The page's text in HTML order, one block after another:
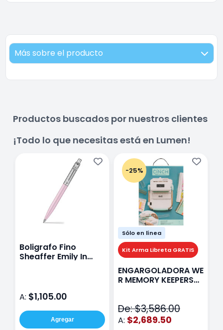
Más sobre el producto
Productos buscados por nuestros clientes
¡Todo lo que necesitas está en Lumen!
Boligrafo Fino
Sheaffer Emily In
A: $1,105.00
Agregar
-25%
Sólo en línea
Kit Arma Libreta GRATIS
ENGARGOLADORA WE
R MEMORY KEEPERS
De: $3,586.00
A: $2,689.50